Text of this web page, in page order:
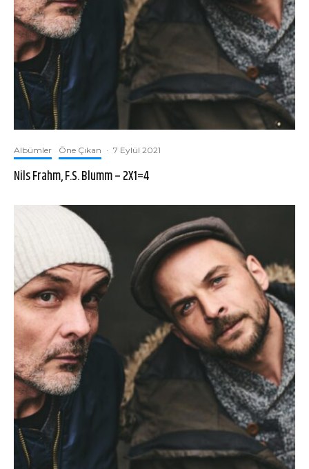
Albümler Öne Çıkan · 7 Eylül 2021
Nils Frahm, F.S. Blumm – 2X1=4